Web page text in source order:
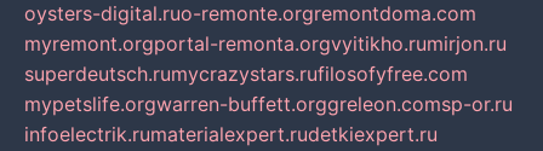
oysters-digital.ruo-remonte.orgremontdoma.com
myremont.orgportal-remonta.orgvyitikho.rumirjon.ru
superdeutsch.rumycrazystars.rufilosofyfree.com
mypetslife.orgwarren-buffett.orggreleon.comsp-or.ru
infoelectrik.rumaterialexpert.rudetkiexpert.ru